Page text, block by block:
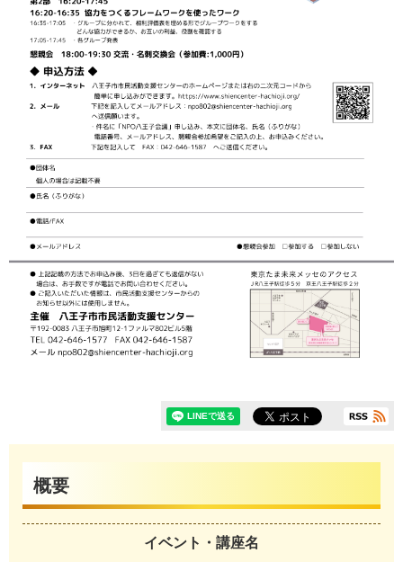
概要
イベント・講座名